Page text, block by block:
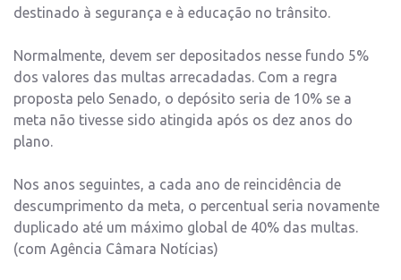
destinado à segurança e à educação no trânsito.
Normalmente, devem ser depositados nesse fundo 5%
dos valores das multas arrecadadas. Com a regra
proposta pelo Senado, o depósito seria de 10% se a
meta não tivesse sido atingida após os dez anos do
plano.
Nos anos seguintes, a cada ano de reincidência de
descumprimento da meta, o percentual seria novamente
duplicado até um máximo global de 40% das multas.
(com Agência Câmara Notícias)